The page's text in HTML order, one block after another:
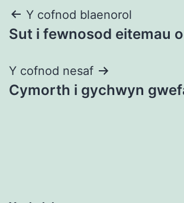
Llywio
cofnod
Y cofnod blaenorol
Sut i fewnosod eitemau
Y cofnod nesaf
Cymorth i gychwyn